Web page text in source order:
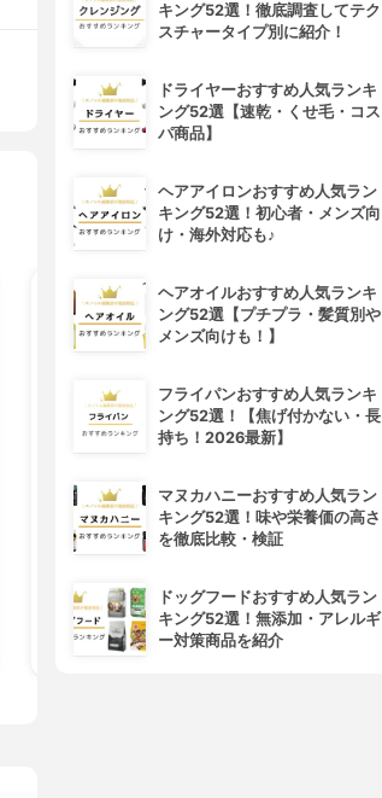
4位
seedcoms(シードコムス)
亜鉛
¥398
キング52選！徹底調査してテク
スチャータイプ別に紹介！
ドライヤーおすすめ人気ランキ
ング52選【速乾・くせ毛・コス
パ商品】
ヘアアイロンおすすめ人気ラン
キング52選！初心者・メンズ向
け・海外対応も♪
ヘアオイルおすすめ人気ランキ
ング52選【プチプラ・髪質別や
メンズ向けも！】
フライパンおすすめ人気ランキ
ング52選！【焦げ付かない・長
持ち！2026最新】
マヌカハニーおすすめ人気ラン
キング52選！味や栄養価の高さ
を徹底比較・検証
ドッグフードおすすめ人気ラン
キング52選！無添加・アレルギ
ー対策商品を紹介